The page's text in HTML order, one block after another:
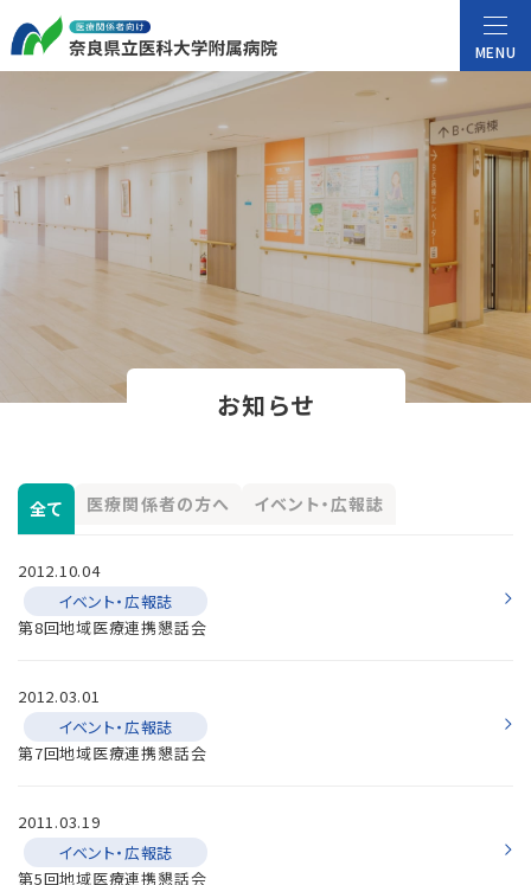
MENU
お知らせ
全て 医療関係者の方へ イベント・広報誌
2012.10.04
イベント・広報誌
第8回地域医療連携懇話会
2012.03.01
イベント・広報誌
第7回地域医療連携懇話会
2011.03.19
イベント・広報誌
第5回地域医療連携懇話会